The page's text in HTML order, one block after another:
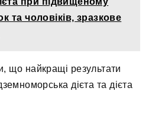
та чоловіків, зразкове
що найкращі результати
дієта та дієта